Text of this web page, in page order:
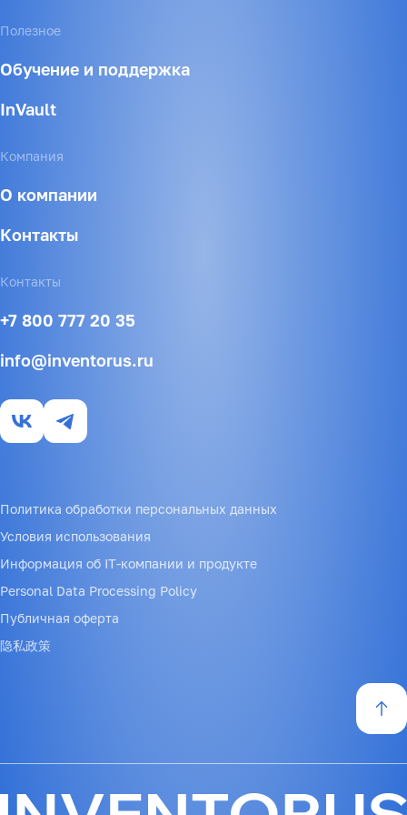
Полезное
Обучение и поддержка
InVault
Компания
О компании
Контакты
Контакты
+7 800 777 20 35
info@inventorus.ru
Политика обработки персональных данных
Условия использования
Информация об IT-компании и продукте
Personal Data Processing Policy
Публичная оферта
隐私政策